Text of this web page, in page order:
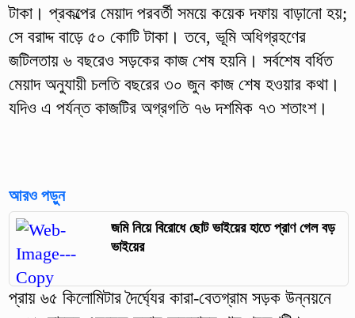
টাকা। প্রকল্পের মেয়াদ পরবর্তী সময়ে কয়েক দফায় বাড়ানো হয়;
সে বরাদ্দ বাড়ে ৫০ কোটি টাকা। তবে, ভূমি অধিগ্রহণের
জটিলতায় ৬ বছরেও সড়কের কাজ শেষ হয়নি। সর্বশেষ বর্ধিত
মেয়াদ অনুযায়ী চলতি বছরের ৩০ জুন কাজ শেষ হওয়ার কথা।
যদিও এ পর্যন্ত কাজটির অগ্রগতি ৭৬ দশমিক ৭৩ শতাংশ।
আরও পড়ুন
জমি নিয়ে বিরোধে ছোট ভাইয়ের হাতে প্রাণ গেল বড়
ভাইয়ের
প্রায় ৬৫ কিলোমিটার দৈর্ঘ্যের কারা-বেতগ্রাম সড়ক উন্নয়নে